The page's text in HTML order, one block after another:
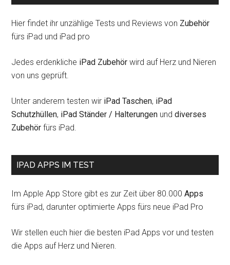
Hier findet ihr unzählige Tests und Reviews von Zubehör
fürs iPad und iPad pro
Jedes erdenkliche iPad Zubehör wird auf Herz und Nieren
von uns geprüft.
Unter anderem testen wir iPad Taschen, iPad
Schutzhüllen, iPad Ständer / Halterungen unddiverses
Zubehör fürs iPad.
IPAD APPS IM TEST
Im Apple App Store gibt es zur Zeit über 80.000Apps
fürs iPad, darunter optimierte Apps fürs neue iPad Pro
Wir stellen euch hier die besten iPad Apps vor und testen
die Apps auf Herz und Nieren.